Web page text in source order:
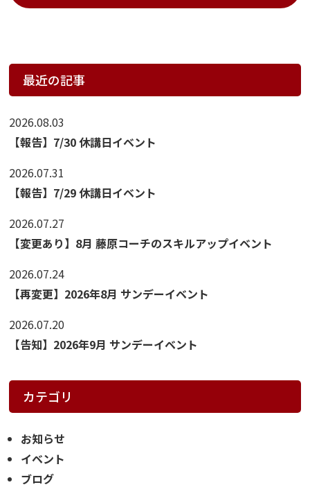
最近の記事
2026.08.03
【報告】7/30 休講日イベント
2026.07.31
【報告】7/29 休講日イベント
2026.07.27
【変更あり】8月 藤原コーチのスキルアップイベント
2026.07.24
【再変更】2026年8月 サンデーイベント
2026.07.20
【告知】2026年9月 サンデーイベント
カテゴリ
お知らせ
イベント
ブログ